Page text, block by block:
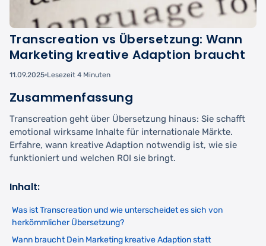
Transcreation vs Übersetzung: Wann
Marketing kreative Adaption braucht
11.09.2025 Lesezeit 4 Minuten
Zusammenfassung
Transcreation geht über Übersetzung hinaus: Sie schafft
emotional wirksame Inhalte für internationale Märkte.
Erfahre, wann kreative Adaption notwendig ist, wie sie
funktioniert und welchen ROI sie bringt.
Inhalt:
Was ist Transcreation und wie unterscheidet es sich von
herkömmlicher Übersetzung?
Wann braucht Dein Marketing kreative Adaption statt